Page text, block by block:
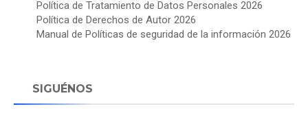
Política de Tratamiento de Datos Personales 2026
Política de Derechos de Autor 2026
Manual de Políticas de seguridad de la información 2026
SIGUÉNOS